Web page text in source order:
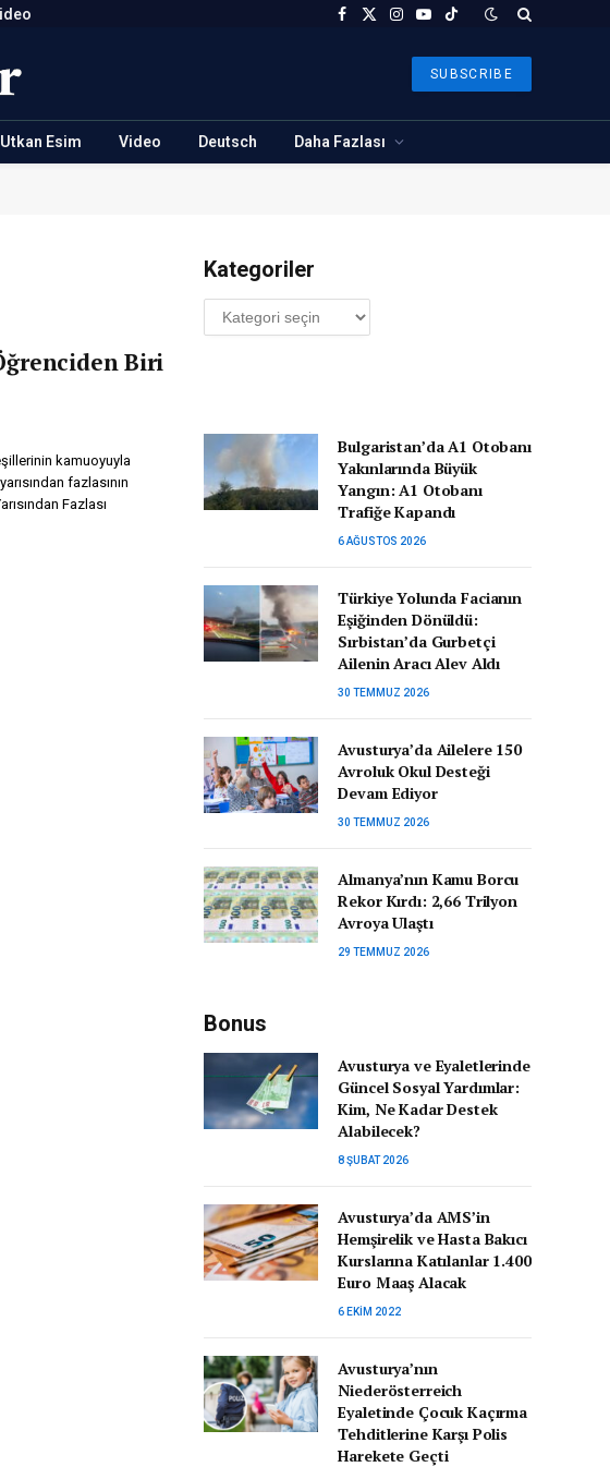
Facebook
X
Instagram
YouTubeTikTok
SUBSCRIBE
Utkan Esim Video Deutsch Daha Fazlası
Biri
kamuoyuyla
fazlasının
Fazlası
Kategoriler
Kategoriler
Bulgaristan’da A1 Otobanı
Yakınlarında Büyük
Yangın: A1 Otobanı
Trafiğe Kapandı
6 AĞUSTOS 2026
Türkiye Yolunda Facianın
Eşiğinden Dönüldü:
Sırbistan’da Gurbetçi
Ailenin Aracı Alev Aldı
30 TEMMUZ 2026
Avusturya’da Ailelere 150
Avroluk Okul Desteği
Devam Ediyor
30 TEMMUZ 2026
Almanya’nın Kamu Borcu
Rekor Kırdı: 2,66 Trilyon
Avroya Ulaştı
29 TEMMUZ 2026
Bonus
Avusturya ve Eyaletlerinde
Güncel Sosyal Yardımlar:
Kim, Ne Kadar Destek
Alabilecek?
8 ŞUBAT 2026
Avusturya’da AMS’in
Hemşirelik ve Hasta Bakıcı
Kurslarına Katılanlar 1.400
Euro Maaş Alacak
6 EKIM 2022
Avusturya’nın
Niederösterreich
Eyaletinde Çocuk Kaçırma
Tehditlerine Karşı Polis
Harekete Geçti